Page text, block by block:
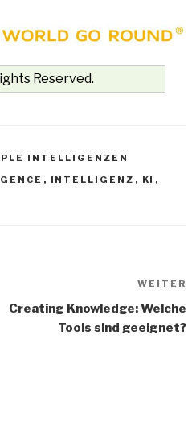
Reserved.
INTELLIGENZEN
, INTELLIGENZ , KI ,
WEITER
Creating Knowledge: Welche
Tools sind geeignet?